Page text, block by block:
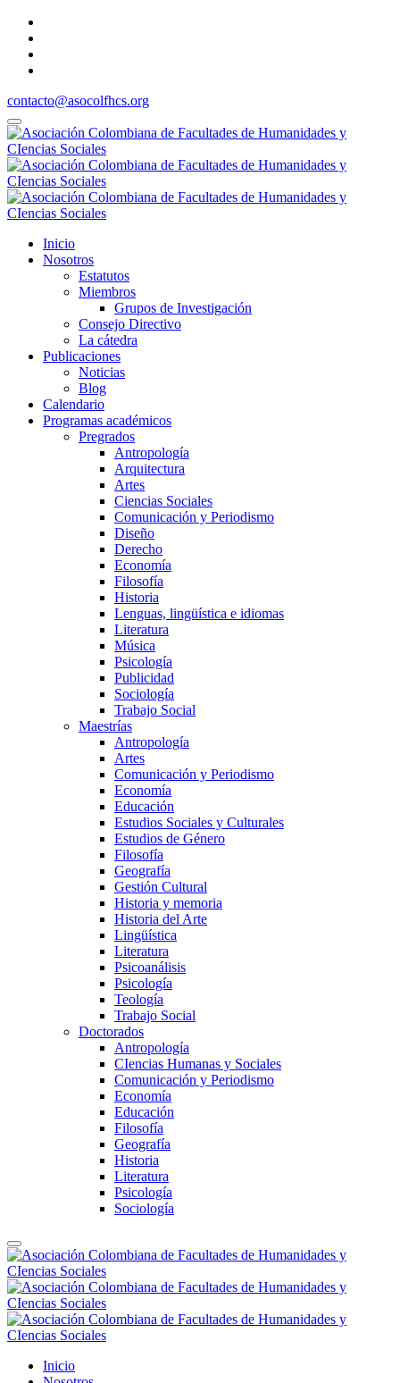
contacto@asocolfhcs.org
Inicio
Nosotros
Estatutos
Miembros
Grupos de Investigación
Consejo Directivo
La cátedra
Publicaciones
Noticias
Blog
Calendario
Programas académicos
Pregrados
Antropología
Arquitectura
Artes
Ciencias Sociales
Comunicación y Periodismo
Diseño
Derecho
Economía
Filosofía
Historia
Lenguas, lingüística e idiomas
Literatura
Música
Psicología
Publicidad
Sociología
Trabajo Social
Maestrías
Antropología
Artes
Comunicación y Periodismo
Economía
Educación
Estudios Sociales y Culturales
Estudios de Género
Filosofía
Geografía
Gestión Cultural
Historia y memoria
Historia del Arte
Lingüística
Literatura
Psicoanálisis
Psicología
Teología
Trabajo Social
Doctorados
Antropología
CIencias Humanas y Sociales
Comunicación y Periodismo
Economía
Educación
Filosofía
Geografía
Historia
Literatura
Psicología
Sociología
Inicio